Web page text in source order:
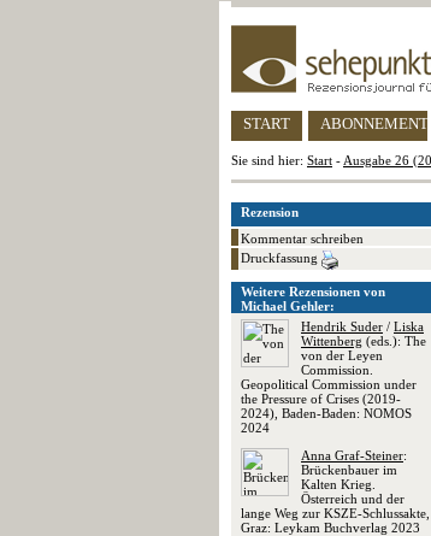
START ABONNEMENT
Sie sind hier: Start - Ausgabe 26
Rezension
Kommentar schreiben
Druckfassung
Weitere Rezensionen von
Michael Gehler:
Hendrik Suder / Liska
Wittenberg (eds.): The
von der Leyen
Commission.
Geopolitical Commission under
the Pressure of Crises (2019-
2024), Baden-Baden: NOMOS
2024
Anna Graf-Steiner:
Brückenbauer im
Kalten Krieg.
Österreich und der
lange Weg zur KSZE-Schlussakte,
Graz: Leykam Buchverlag 2023